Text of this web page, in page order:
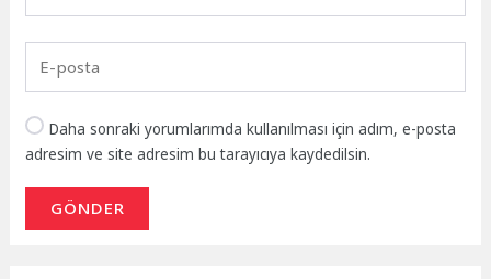
Daha sonraki yorumlarımda kullanılması için adım, e-posta
adresim ve site adresim bu tarayıcıya kaydedilsin.
GÖNDER